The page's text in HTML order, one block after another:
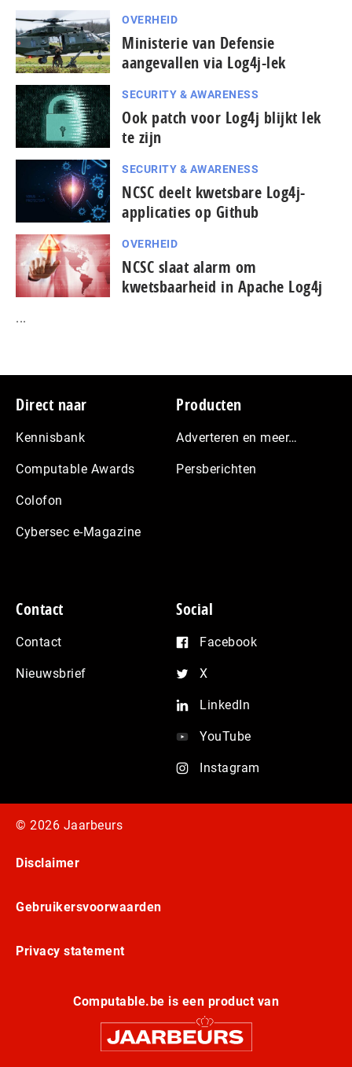
OVERHEID
Ministerie van Defensie
aangevallen via Log4j-lek
SECURITY & AWARENESS
Ook patch voor Log4j blijkt lek
te zijn
SECURITY & AWARENESS
NCSC deelt kwetsbare Log4j-
applicaties op Github
OVERHEID
NCSC slaat alarm om
kwetsbaarheid in Apache Log4j
...
Footer
Direct naar
Kennisbank
Computable Awards
Colofon
Cybersec e-Magazine
Producten
Adverteren en meer…
Persberichten
Contact
Contact
Nieuwsbrief
Social
Facebook
X
LinkedIn
YouTube
Instagram
© 2026 Jaarbeurs
Disclaimer
Gebruikersvoorwaarden
Privacy statement
Computable.be is een product van